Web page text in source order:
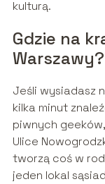
kulturą.
Gdzie na
Warszawy?
Jeśli wysiadasz
kilka minut
piwnych
Ulice
tworzą coś w
jeden lokal